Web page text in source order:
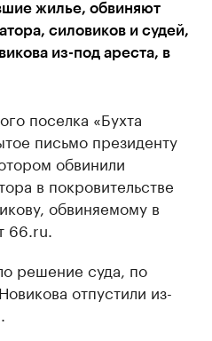
жилье, обвиняют
силовиков и судей,
из-под ареста, в
поселка «Бухта
письмо президенту
обвинили
в покровительстве
обвиняемому в
66.ru.
решение суда, по
отпустили из-